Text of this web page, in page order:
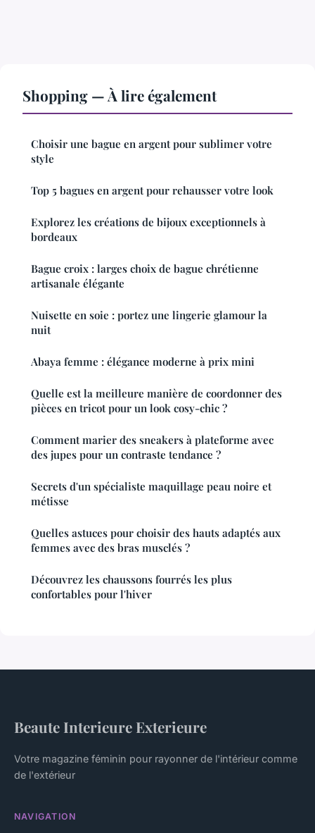
Shopping — À lire également
Choisir une bague en argent pour sublimer votre
style
Top 5 bagues en argent pour rehausser votre look
Explorez les créations de bijoux exceptionnels à
bordeaux
Bague croix : larges choix de bague chrétienne
artisanale élégante
Nuisette en soie : portez une lingerie glamour la
nuit
Abaya femme : élégance moderne à prix mini
Quelle est la meilleure manière de coordonner des
pièces en tricot pour un look cosy-chic ?
Comment marier des sneakers à plateforme avec
des jupes pour un contraste tendance ?
Secrets d'un spécialiste maquillage peau noire et
métisse
Quelles astuces pour choisir des hauts adaptés aux
femmes avec des bras musclés ?
Découvrez les chaussons fourrés les plus
confortables pour l'hiver
Beaute Interieure Exterieure
Votre magazine féminin pour rayonner de l'intérieur comme
de l'extérieur
NAVIGATION